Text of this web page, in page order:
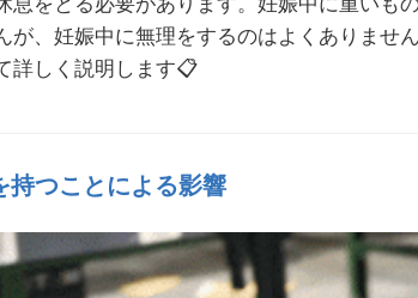
が、妊娠中に無理をするのはよくありませ
詳しく説明します📋
持つことによる影響